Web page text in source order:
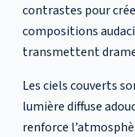
contrastes pour
compositions
transmettent
Les ciels couverts
lumière diffuse
renforce